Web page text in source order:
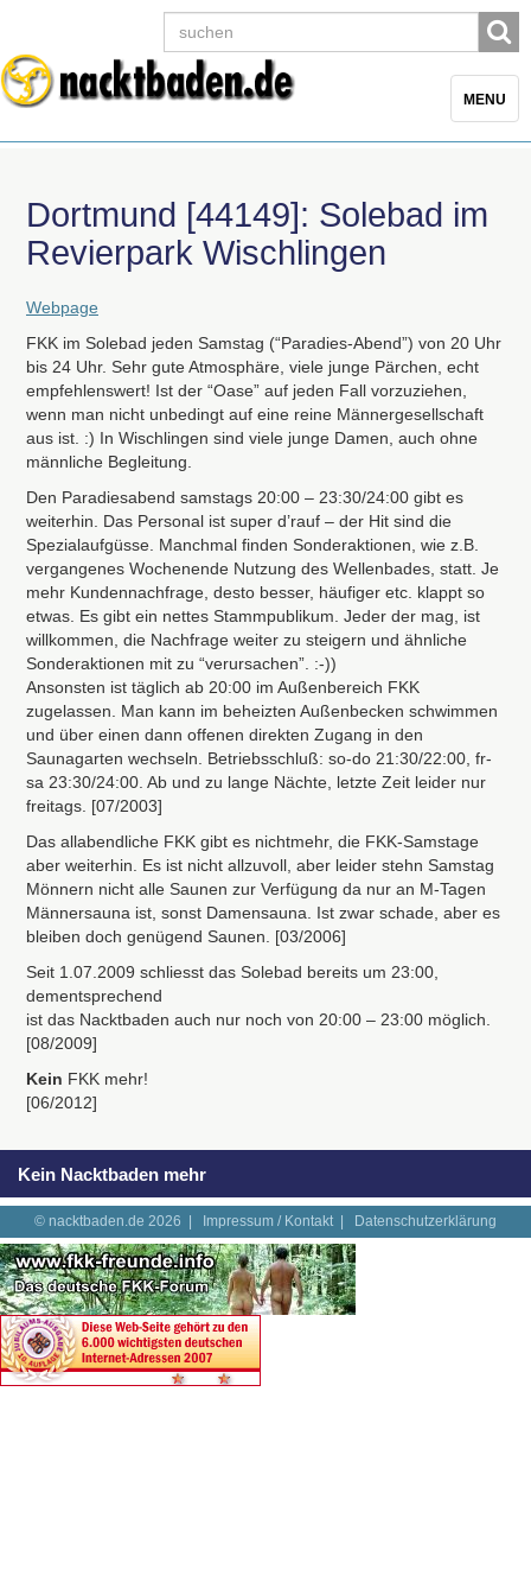
Toggle
MENU
Dortmund [44149]: Solebad im
Revierpark Wischlingen
Webpage
FKK im Solebad jeden Samstag (“Paradies-Abend”) von 20 Uhr
bis 24 Uhr. Sehr gute Atmosphäre, viele junge Pärchen, echt
empfehlenswert! Ist der “Oase” auf jeden Fall vorzuziehen,
wenn man nicht unbedingt auf eine reine Männergesellschaft
aus ist. :) In Wischlingen sind viele junge Damen, auch ohne
männliche Begleitung.
Den Paradiesabend samstags 20:00 – 23:30/24:00 gibt es
weiterhin. Das Personal ist super d’rauf – der Hit sind die
Spezialaufgüsse. Manchmal finden Sonderaktionen, wie z.B.
vergangenes Wochenende Nutzung des Wellenbades, statt. Je
mehr Kundennachfrage, desto besser, häufiger etc. klappt so
etwas. Es gibt ein nettes Stammpublikum. Jeder der mag, ist
willkommen, die Nachfrage weiter zu steigern und ähnliche
Sonderaktionen mit zu “verursachen”. :-))
Ansonsten ist täglich ab 20:00 im Außenbereich FKK
zugelassen. Man kann im beheizten Außenbecken schwimmen
und über einen dann offenen direkten Zugang in den
Saunagarten wechseln. Betriebsschluß: so-do 21:30/22:00, fr-
sa 23:30/24:00. Ab und zu lange Nächte, letzte Zeit leider nur
freitags. [07/2003]
Das allabendliche FKK gibt es nichtmehr, die FKK-Samstage
aber weiterhin. Es ist nicht allzuvoll, aber leider stehn Samstag
Mönnern nicht alle Saunen zur Verfügung da nur an M-Tagen
Männersauna ist, sonst Damensauna. Ist zwar schade, aber es
bleiben doch genügend Saunen. [03/2006]
Seit 1.07.2009 schliesst das Solebad bereits um 23:00,
dementsprechend
ist das Nacktbaden auch nur noch von 20:00 – 23:00 möglich.
[08/2009]
Kein FKK mehr!
[06/2012]
Kein Nacktbaden mehr
© nacktbaden.de 2026 | Impressum / Kontakt| Datenschutzerklärung